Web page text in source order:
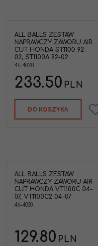
ALL BALLS ZESTAW
NAPRAWCZY ZAWORU AIR
CUT HONDA ST1100 92-
02, ST1100A 92-02
46-4028
233.50 PLN
DO KOSZYKA
ALL BALLS ZESTAW
NAPRAWCZY ZAWORU AIR
CUT HONDA VT1100C 04-
07, VT1100C2 04-07
46-4030
129.80 PLN